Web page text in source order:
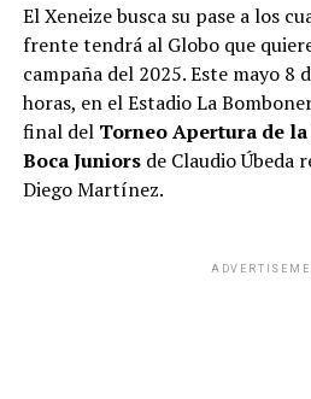
El Xeneize busca su pase a los
frente tendrá al Globo que
campaña del 2025. Este mayo 8
horas, en el Estadio La
final del Torneo Apertura de
Boca Juniors de Claudio Úbeda
Diego Martínez.